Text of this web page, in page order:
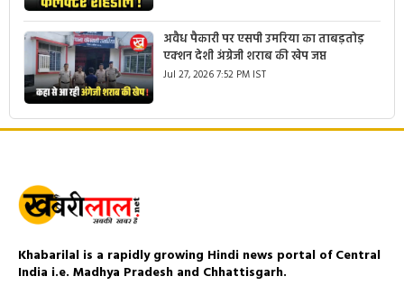
अवैध पैकारी पर एसपी उमरिया का ताबड़तोड़
एक्शन देशी अंग्रेजी शराब की खेप जप्त
Jul 27, 2026 7:52 PM IST
Khabarilal is a rapidly growing Hindi news portal of Central
India i.e. Madhya Pradesh and Chhattisgarh.